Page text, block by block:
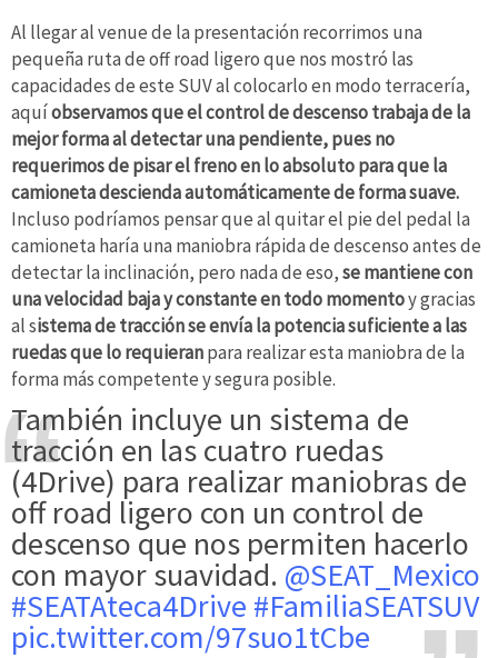
Al llegar al venue de la presentación recorrimos una
pequeña ruta de off road ligero que nos mostró las
capacidades de este SUV al colocarlo en modo terracería,
aquíobservamos que el control de descenso trabaja de la
mejor forma al detectar una pendiente, pues no
requerimos de pisar el freno en lo absoluto para que la
camioneta descienda automáticamente de forma suave.
Incluso podríamos pensar que al quitar el pie del pedal la
camioneta haría una maniobra rápida de descenso antes de
detectar la inclinación, pero nada de eso,se mantiene con
una velocidad baja y constante en todo momentoy gracias
al sistema de tracción se envía la potencia suficiente a las
ruedas que lo requieranpara realizar esta maniobra de la
forma más competente y segura posible.
También incluye un sistema de
tracción en las cuatro ruedas
(4Drive) para realizar maniobras de
off road ligero con un control de
descenso que nos permiten hacerlo
con mayor suavidad. @SEAT_Mexico
#SEATAteca4Drive #FamiliaSEATSUV
pic.twitter.com/97suo1tCbe